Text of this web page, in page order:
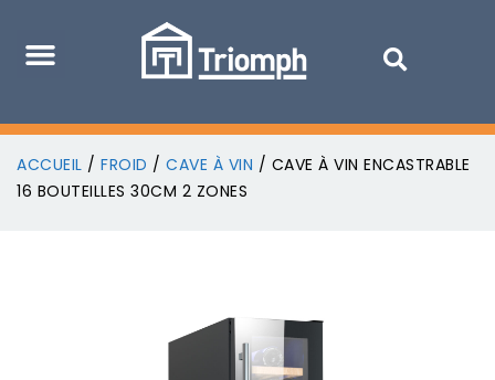
ACCUEIL / FROID / CAVE À VIN / CAVE À VIN ENCASTRABLE
16 BOUTEILLES 30CM 2 ZONES